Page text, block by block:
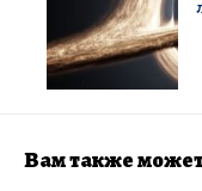
Вам также